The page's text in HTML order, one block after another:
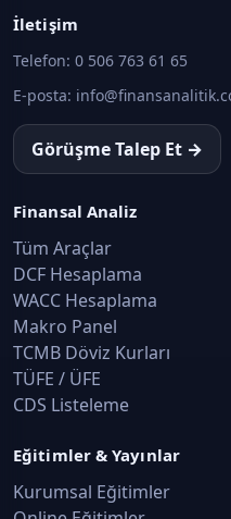
İletişim
Telefon: 0 506 763 61 65
E-posta:
Görüşme Talep Et →
Finansal Analiz
Tüm Araçlar
DCF Hesaplama
WACC Hesaplama
Makro Panel
TCMB Döviz Kurları
TÜFE / ÜFE
CDS Listeleme
Eğitimler & Yayınlar
Kurumsal Eğitimler